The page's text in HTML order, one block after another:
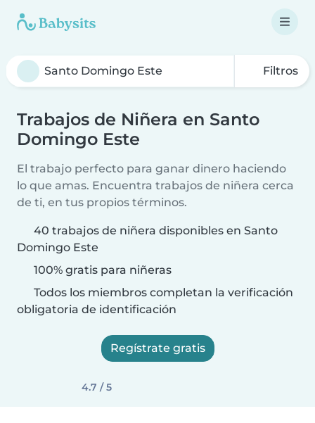
Filtros
Trabajos de Niñera en Santo
Domingo Este
El trabajo perfecto para ganar dinero haciendo
lo que amas. Encuentra trabajos de niñera cerca
de ti, en tus propios términos.
40 trabajos de niñera disponibles en Santo
Domingo Este
100% gratis para niñeras
Todos los miembros completan la verificación
obligatoria de identificación
Regístrate gratis
4.7 / 5